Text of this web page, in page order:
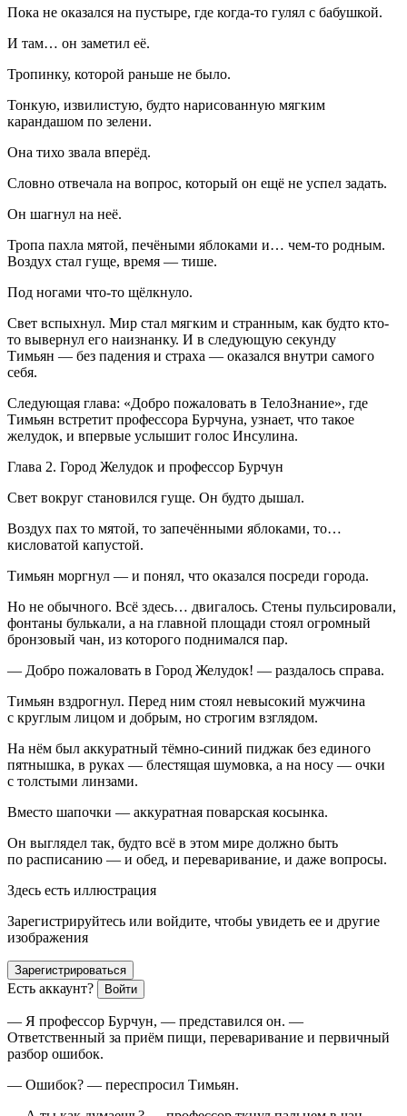
Пока не оказался на пустыре, где когда-то гулял с бабушкой.
И там… он заметил её.
Тропинку, которой раньше не было.
Тонкую, извилистую, будто нарисованную мягким
карандашом по зелени.
Она тихо звала вперёд.
Словно отвечала на вопрос, который он ещё не успел задать.
Он шагнул на неё.
Тропа пахла мятой, печёными яблоками и… чем-то родным.
Воздух стал гуще, время — тише.
Под ногами что-то щёлкнуло.
Свет вспыхнул. Мир стал мягким и странным, как будто кто-
то вывернул его наизнанку. И в следующую секунду
Тимьян — без падения и страха — оказался внутри самого
себя.
Следующая глава: «Добро пожаловать в ТелоЗнание», где
Тимьян встретит профессора Бурчуна, узнает, что такое
желудок, и впервые услышит голос Инсулина.
Глава 2. Город Желудок и профессор Бурчун
Свет вокруг становился гуще. Он будто дышал.
Воздух пах то мятой, то запечёнными яблоками, то…
кисловатой капустой.
Тимьян моргнул — и понял, что оказался посреди города.
Но не обычного. Всё здесь… двигалось. Стены пульсировали,
фонтаны булькали, а на главной площади стоял огромный
бронзовый чан, из которого поднимался пар.
— Добро пожаловать в Город Желудок! — раздалось справа.
Тимьян вздрогнул. Перед ним стоял невысокий мужчина
с круглым лицом и добрым, но строгим взглядом.
На нём был аккуратный тёмно-синий пиджак без единого
пятнышка, в руках — блестящая шумовка, а на носу — очки
с толстыми линзами.
Вместо шапочки — аккуратная поварская косынка.
Он выглядел так, будто всё в этом мире должно быть
по расписанию — и обед, и переваривание, и даже вопросы.
Здесь есть иллюстрация
Зарегистрируйтесь или войдите, чтобы увидеть ее и другие
изображения
Зарегистрироваться
Есть аккаунт? Войти
— Я профессор Бурчун, — представился он. —
Ответственный за приём пищи, переваривание и первичный
разбор ошибок.
— Ошибок? — переспросил Тимьян.